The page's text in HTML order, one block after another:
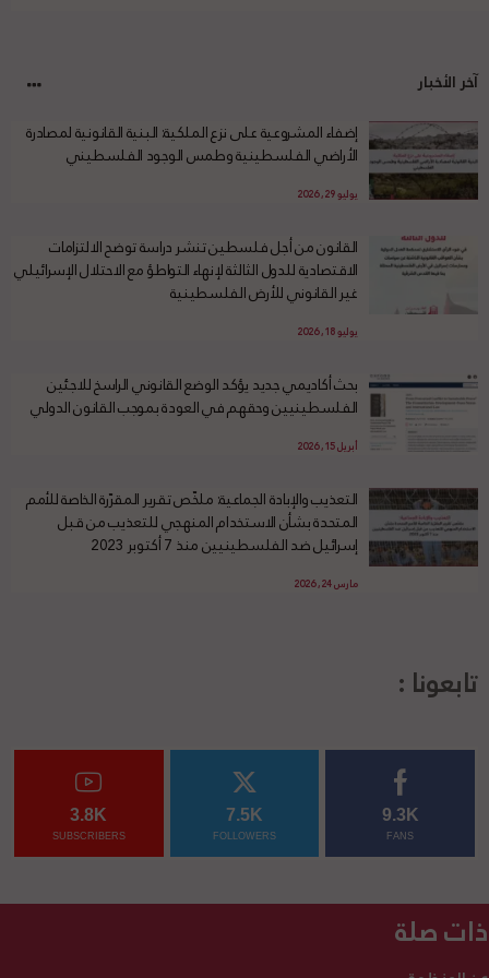
آخر الأخبار
إضفاء المشروعية على نزع الملكية: البنية القانونية لمصادرة
الأراضي الفلسطينية وطمس الوجود الفلسطيني
يوليو 29, 2026
القانون من أجل فلسطين تنشر دراسة توضح الالتزامات
الاقتصادية للدول الثالثة لإنهاء التواطؤ مع الاحتلال الإسرائيلي
غير القانوني للأرض الفلسطينية
يوليو 18, 2026
بحث أكاديمي جديد يؤكد الوضع القانوني الراسخ للاجئين
الفلسطينيين وحقهم في العودة بموجب القانون الدولي
أبريل 15, 2026
التعذيب والإبادة الجماعية: ملخّص تقرير المقرّرة الخاصة للأمم
المتحدة بشأن الاستخدام المنهجي للتعذيب من قبل
إسرائيل ضد الفلسطينيين منذ 7 أكتوبر 2023
مارس 24, 2026
تابعونا :
9.3K
FANS
7.5K
FOLLOWERS
3.8K
SUBSCRIBERS
ذات صلة